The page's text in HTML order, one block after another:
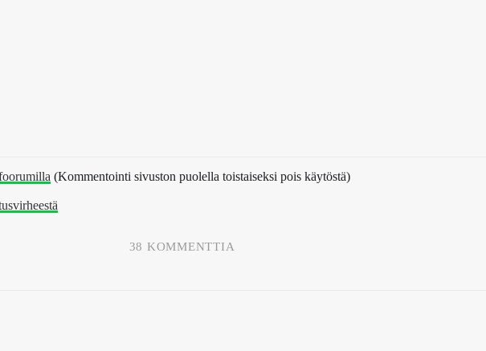
(Kommentointi sivuston puolella toistaiseksi pois käytöstä)
38 KOMMENTTIA